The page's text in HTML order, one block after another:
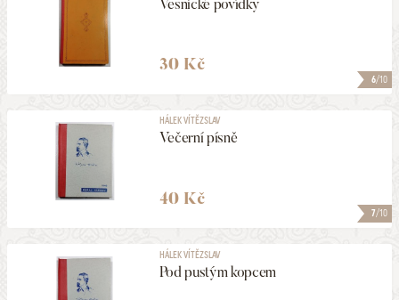
6/10
Vesnické povídky
30 Kč
7/10
HÁLEK VÍTĚZSLAV
Večerní písně
40 Kč
HÁLEK VÍTĚZSLAV
Pod pustým kopcem